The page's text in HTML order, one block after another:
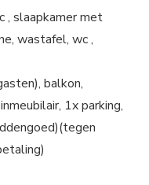
, slaapkamer met
wastafel, wc ,
balkon,
1x parking,